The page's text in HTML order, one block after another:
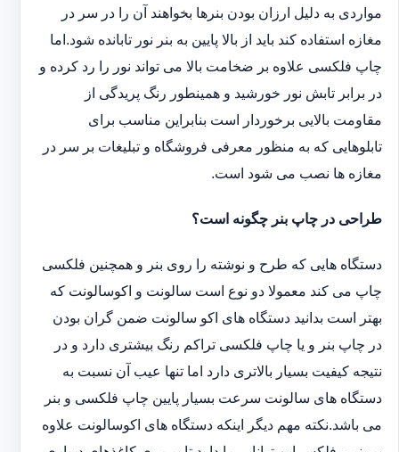
مواردی به دلیل ارزان بودن بنرها بخواهند آن را در سر در
مغازه استفاده کند باید از بالا پایین به بنر نور تابانده شود.اما
چاپ فلکسی علاوه بر ضخامت بالا می تواند نور را رد کرده و
در برابر تابش نور خورشید و همینطور رنگ پریدگی از
مقاومت بالایی برخوردار است بنابراین مناسب برای
تابلوهایی که به منظور معرفی فروشگاه و تبلیغات بر سر در
مغازه ها نصب می شود است.
طراحی در چاپ بنر چگونه است؟
دستگاه هایی که طرح و نوشته را روی بنر و همچنین فلکسی
چاپ می کند معمولا دو نوع است سالونت و اکوسالونت که
بهتر است بدانید دستگاه های اکو سالونت ضمن گران بودن
در چاپ بنر و یا چاپ فلکسی تراکم رنگ بیشتری دارد و در
نتیجه کیفیت بسیار بالاتری دارد اما تنها عیب آن نسبت به
دستگاه های سالونت سرعت بسیار پایین چاپ فلکسی و بنر
می باشد.نکته مهم دیگر اینکه دستگاه های اکوسالونت علاوه